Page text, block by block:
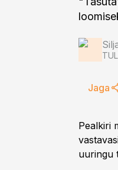
Jaga
Pealkiri
uuringu